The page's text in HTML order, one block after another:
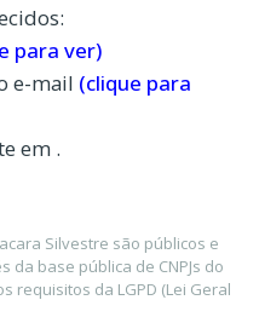
para ver)
e-mail (clique para
em .
Silvestre são públicos e
base pública de CNPJs do
requisitos da LGPD (Lei Geral